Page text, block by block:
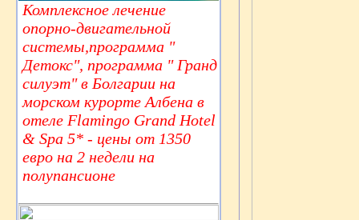
Комплексное лечение
опорно-двигательной
системы,программа "
Детокс", программа " Гранд
силуэт" в Болгарии на
морском курорте Албена в
отеле Flamingo Grand Hotel
& Spa 5* - цены от 1350
евро на 2 недели на
полупансионе